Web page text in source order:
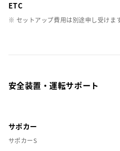
ETC
※ セットアップ費用は別途申し受けま
安全装置・運転サポート
サポカー
サポカーS